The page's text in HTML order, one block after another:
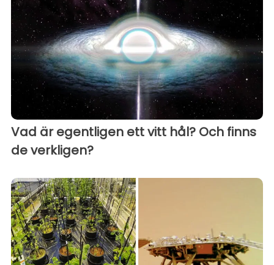
Vad är egentligen ett vitt hål? Och finns
de verkligen?